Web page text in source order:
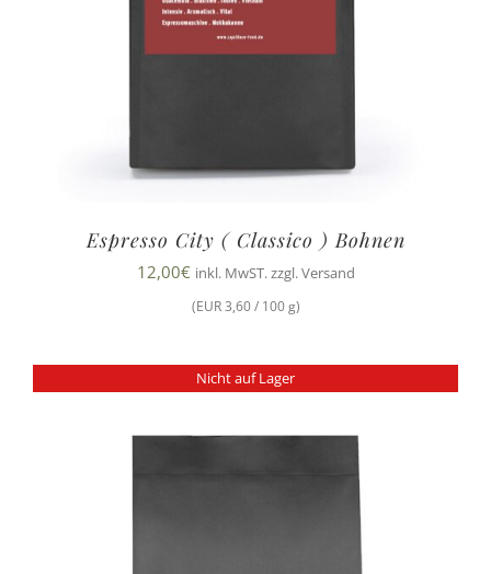
Espresso City ( Classico ) Bohnen
12,00€ inkl. MwST. zzgl. Versand
(EUR 3,60 / 100 g)
Nicht auf Lager